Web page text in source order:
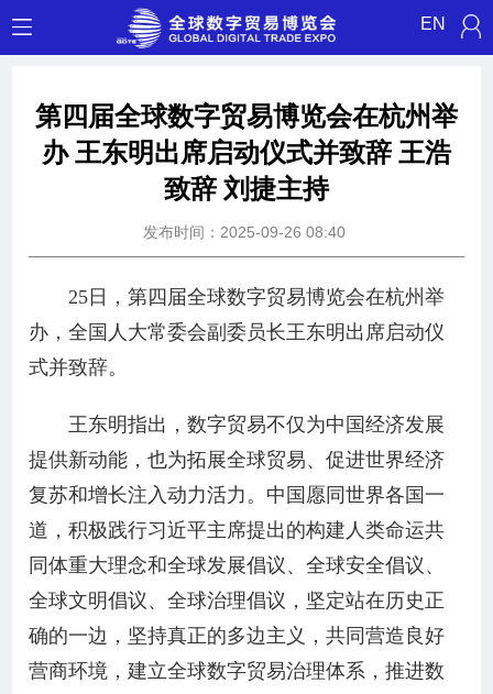
EN
第四届全球数字贸易博览会在杭州举
办 王东明出席启动仪式并致辞 王浩
致辞 刘捷主持
发布时间：2025-09-26 08:40
25日，第四届全球数字贸易博览会在杭州举
办，全国人大常委会副委员长王东明出席启动仪
式并致辞。
王东明指出，数字贸易不仅为中国经济发展
提供新动能，也为拓展全球贸易、促进世界经济
复苏和增长注入动力活力。中国愿同世界各国一
道，积极践行习近平主席提出的构建人类命运共
同体重大理念和全球发展倡议、全球安全倡议、
全球文明倡议、全球治理倡议，坚定站在历史正
确的一边，坚持真正的多边主义，共同营造良好
营商环境，建立全球数字贸易治理体系，推进数